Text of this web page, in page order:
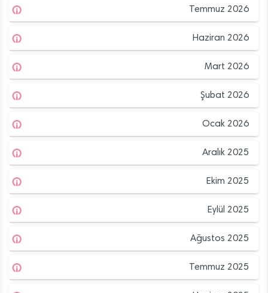
Temmuz 2026
Haziran 2026
Mart 2026
Şubat 2026
Ocak 2026
Aralık 2025
Ekim 2025
Eylül 2025
Ağustos 2025
Temmuz 2025